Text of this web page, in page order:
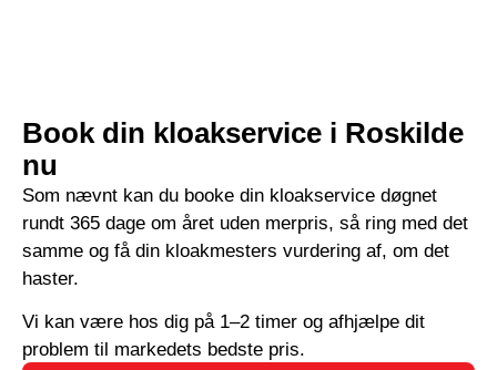
Book din kloakservice i Roskilde
nu
Som nævnt kan du booke din kloakservice døgnet
rundt 365 dage om året uden merpris, så ring med det
samme og få din kloakmesters vurdering af, om det
haster.
Vi kan være hos dig på 1–2 timer og afhjælpe dit
problem til markedets bedste pris.